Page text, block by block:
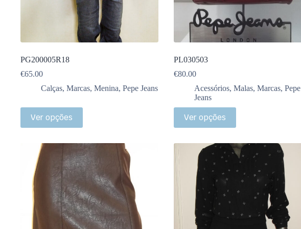
PG200005R18
€65.00
Calças, Marcas, Menina, Pepe Jeans
Ver opções
PL030503
€80.00
Acessórios, Malas, Marcas, Pepe
Jeans
Ver opções